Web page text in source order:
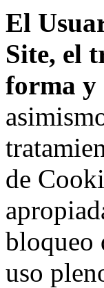
El
Site, el
forma y
de
bloqueo
uso